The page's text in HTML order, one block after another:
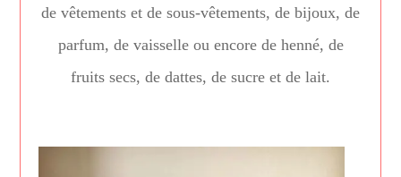
de vêtements et de sous-vêtements, de bijoux, de
parfum, de vaisselle ou encore de henné, de
fruits secs, de dattes, de sucre et de lait.